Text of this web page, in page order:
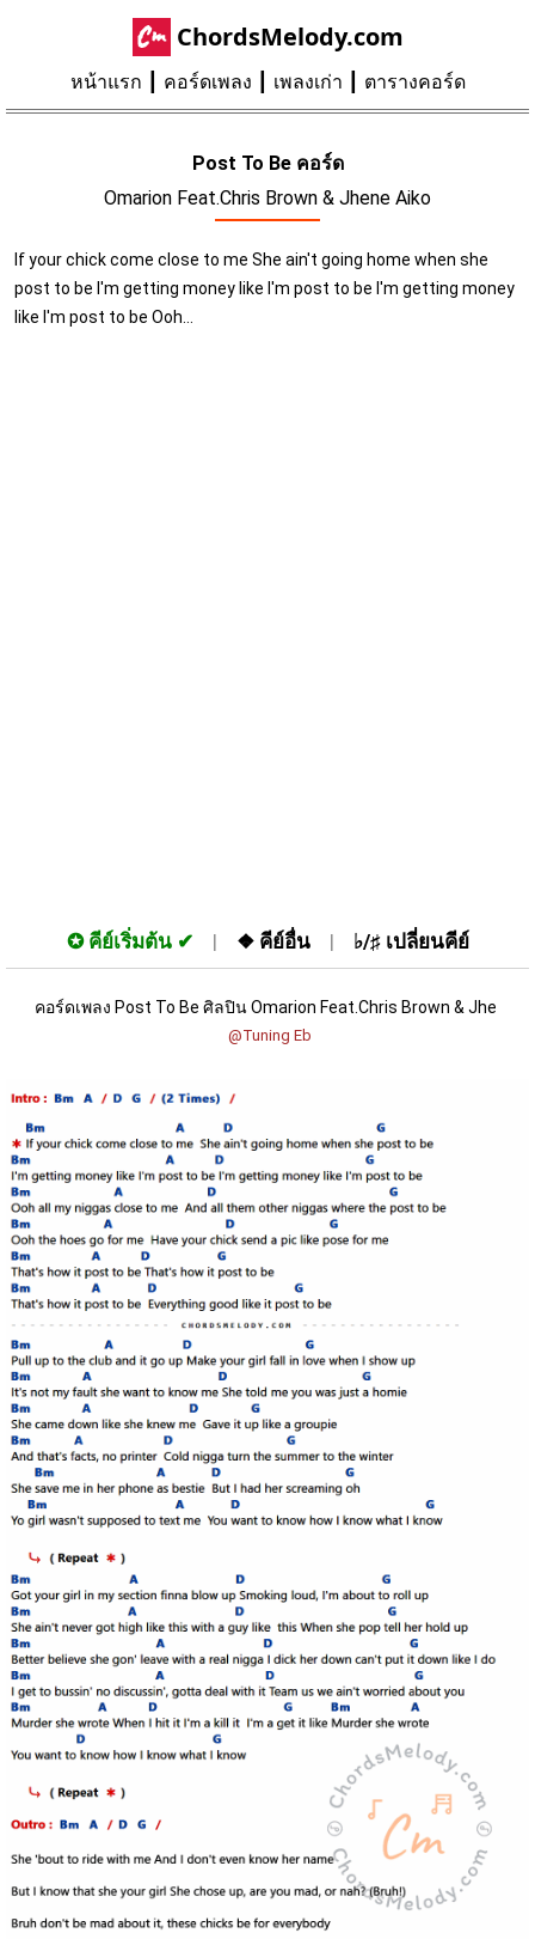
ChordsMelody.com
หน้าแรก คอร์ดเพลง เพลงเก่า ตารางคอร์ด
Post To Be คอร์ด
Omarion Feat.Chris Brown & Jhene Aiko
If your chick come close to me She ain't going home when she
post to be I'm getting money like I'm post to be I'm getting money
like I'm post to be Ooh...
✪ คีย์เริ่มต้น ❖ คีย์อื่น ♭/♯ เปลี่ยนคีย์
คอร์ดเพลง Post To Be ศิลปิน Omarion Feat.Chris Brown & Jhe
@Tuning Eb